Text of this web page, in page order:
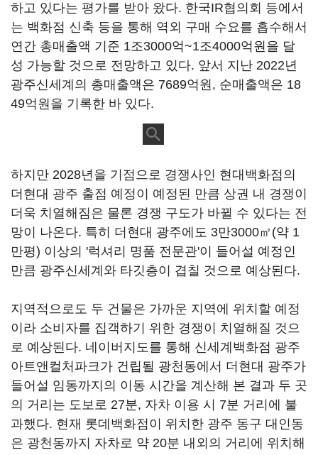
하고 있다는 평가를 받아 왔다. 한국IR협의회 등에서
는 백화점 신축 등을 통해 역외 구매 수요를 흡수해서
연간 총매출액 기준 1조3000억~1조4000억원을 달
성 가능할 것으로 전망하고 있다. 앞서 지난 2022년
광주신세계의 총매출액은 7689억원, 순매출액은 18
49억원을 기록한 바 있다.
하지만 2028년을 기점으로 경쟁사인 현대백화점의
더현대 광주 출점 예정이 예정된 만큼 상권 내 경쟁이
더욱 치열해짐은 물론 경쟁 구도가 바뀔 수 있다는 전
망이 나온다. 특히 더현대 광주에도 3만3000㎡(약 1
만평) 이상의 '럭셔리 명품 전문관'이 들어설 예정인
만큼 광주신세계와 타깃층이 겹칠 것으로 예상된다.
지역적으로도 두 건물은 가까운 지역에 위치할 예정
이라 소비자를 집객하기 위한 경쟁이 치열해질 것으
로 예상된다. 네이버지도를 통해 신세계백화점 광주
아트앤컬처파크가 건립될 광천동에서 더현대 광주가
들어설 임동까지의 이동 시간을 계산해 본 결과 두 곳
의 거리는 도보로 27분, 자차 이용 시 7분 거리에 불
과했다. 현재 롯데백화점이 위치한 광주 동구 대인동
은 광천동까지 자차로 약 20분 내외의 거리에 위치해